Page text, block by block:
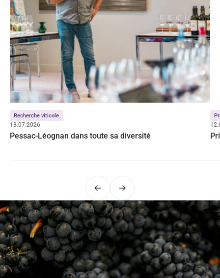
Recherche viticole
13.07.2026
Pessac-Léognan dans toute sa diversité
PrécédentSuivant